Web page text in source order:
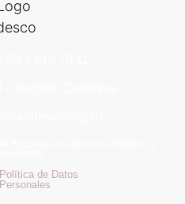
Política de Datos
Personales